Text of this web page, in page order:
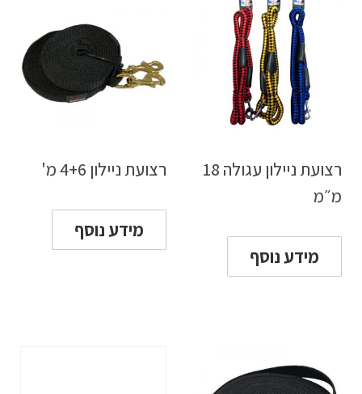
רצועת ניילון עגולה 18
מ״מ
מידע נוסף
רצועת ניילון 4+6 מ'
מידע נוסף